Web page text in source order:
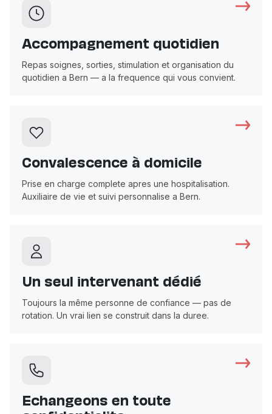
Accompagnement quotidien
Repas soignes, sorties, stimulation et organisation du
quotidien a Bern — a la frequence qui vous convient.
Convalescence à domicile
Prise en charge complete apres une hospitalisation.
Auxiliaire de vie et suivi personnalise a Bern.
Un seul intervenant dédié
Toujours la même personne de confiance — pas de
rotation. Un vrai lien se construit dans la duree.
Echangeons en toute